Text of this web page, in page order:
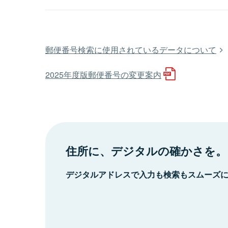
郵便番号検索に使用されているデータについて
2025年度版郵便番号の変更案内
住所に、デジタルの確かさを。
デジタルアドレスで入力も検索もスムーズ